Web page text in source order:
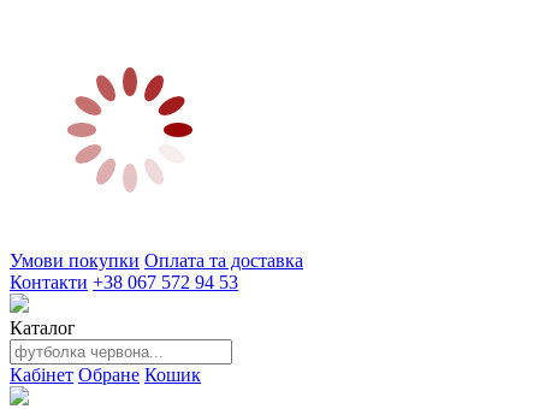
Умови покупки Оплата та доставка
Контакти +38 067 572 94 53
Каталог
Кабінет Обране Кошик